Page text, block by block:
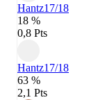
Hantz17/18
18 %
0,8 Pts
Hantz17/18
63 %
2,1 Pts